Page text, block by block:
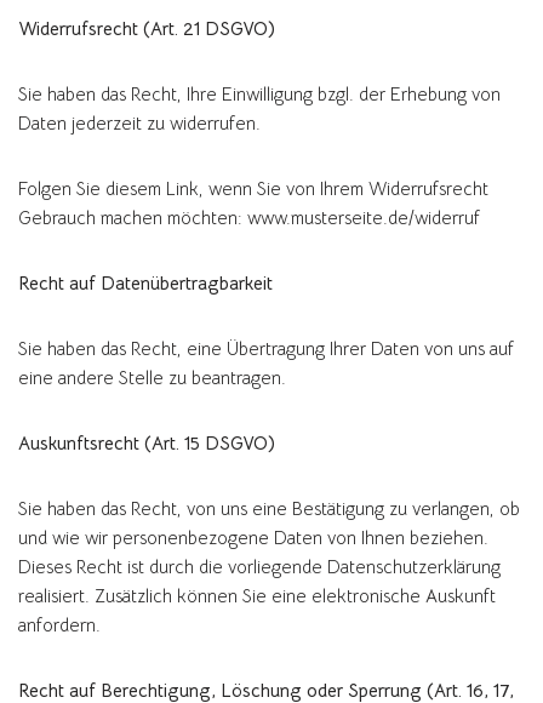
Widerrufsrecht (Art. 21 DSGVO)
Sie haben das Recht, Ihre Einwilligung bzgl. der Erhebung von
Daten jederzeit zu widerrufen.
Folgen Sie diesem Link, wenn Sie von Ihrem Widerrufsrecht
Gebrauch machen möchten: www.musterseite.de/widerruf
Recht auf Datenübertragbarkeit
Sie haben das Recht, eine Übertragung Ihrer Daten von uns auf
eine andere Stelle zu beantragen.
Auskunftsrecht (Art. 15 DSGVO)
Sie haben das Recht, von uns eine Bestätigung zu verlangen, ob
und wie wir personenbezogene Daten von Ihnen beziehen.
Dieses Recht ist durch die vorliegende Datenschutzerklärung
realisiert. Zusätzlich können Sie eine elektronische Auskunft
anfordern.
Recht auf Berechtigung, Löschung oder Sperrung (Art. 16, 17,